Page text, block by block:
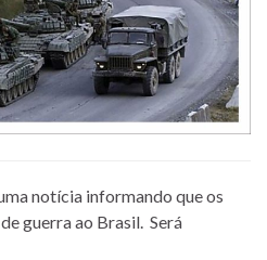
notícia informando que os
guerra ao Brasil. Será